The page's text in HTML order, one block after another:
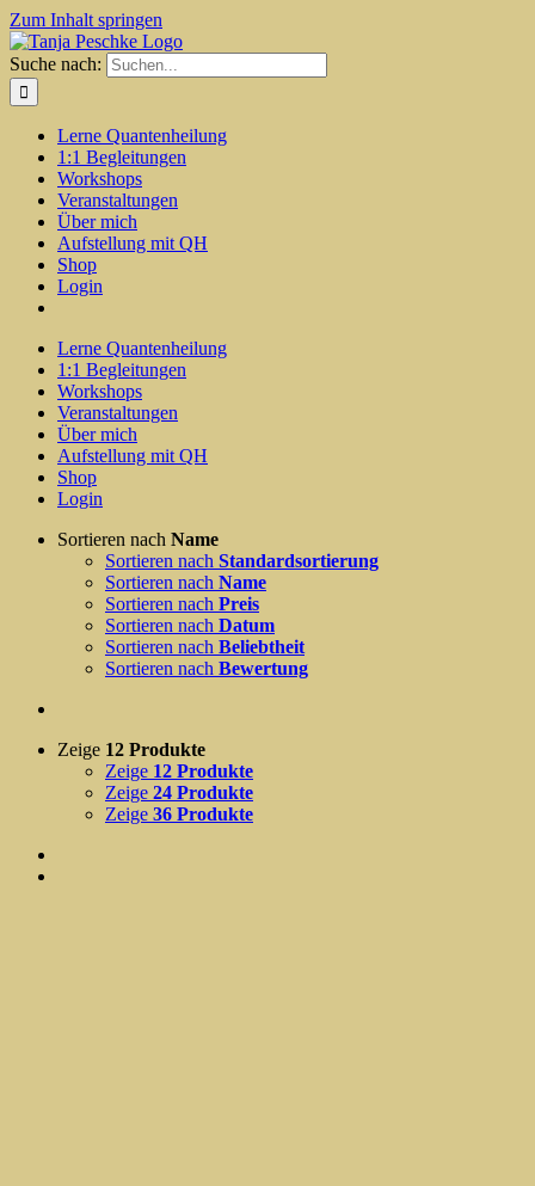
Zum Inhalt springen
Suche nach:
Lerne Quantenheilung
1:1 Begleitungen
Workshops
Veranstaltungen
Über mich
Aufstellung mit QH
Shop
Login
Lerne Quantenheilung
1:1 Begleitungen
Workshops
Veranstaltungen
Über mich
Aufstellung mit QH
Shop
Login
Sortieren nach Name
Sortieren nach Standardsortierung
Sortieren nach Name
Sortieren nach Preis
Sortieren nach Datum
Sortieren nach Beliebtheit
Sortieren nach Bewertung
Zeige 12 Produkte
Zeige 12 Produkte
Zeige 24 Produkte
Zeige 36 Produkte